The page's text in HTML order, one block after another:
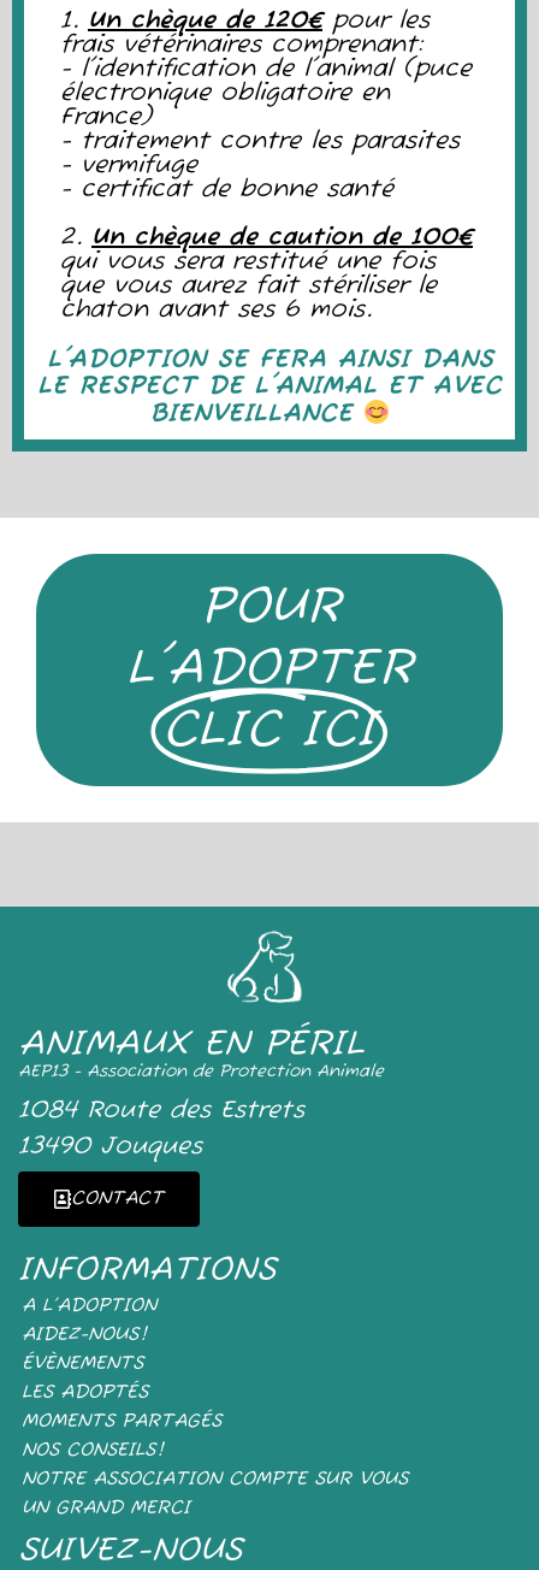
1. Un chèque de 120€pour les
frais vétérinaires comprenant:
- l'identification de l'animal (puce
électronique obligatoire en
France)
- traitement contre les parasites
- vermifuge
- certificat de bonne santé
2. Un chèque de caution de 100€
qui vous sera restitué une fois
que vous aurez fait stériliser le
chaton avant ses 6 mois.
L'ADOPTION SE FERA AINSI DANS
LE RESPECT DE L'ANIMAL ET AVEC
BIENVEILLANCE
POUR
L'ADOPTER
CLIC ICI
ANIMAUX EN PÉRIL
AEP13 - Association de Protection Animale
1084 Route des Estrets
13490 Jouques
CONTACT
INFORMATIONS
A L’ADOPTION
AIDEZ-NOUS!
ÉVÈNEMENTS
LES ADOPTÉS
MOMENTS PARTAGÉS
NOS CONSEILS!
NOTRE ASSOCIATION COMPTE SUR VOUS
UN GRAND MERCI
SUIVEZ-NOUS